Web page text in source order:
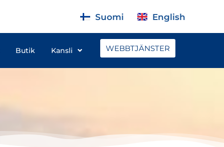
Suomi English
Butik Kansli WEBBTJÄNSTER